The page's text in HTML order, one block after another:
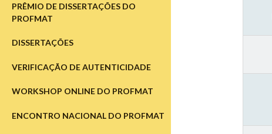
PRÊMIO DE DISSERTAÇÕES DO
PROFMAT
DISSERTAÇÕES
VERIFICAÇÃO DE AUTENTICIDADE
WORKSHOP ONLINE DO PROFMAT
ENCONTRO NACIONAL DO PROFMAT